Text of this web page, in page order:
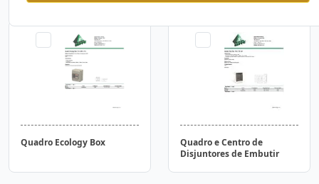
Quadro Ecology Box
Quadro e Centro de
Disjuntores de Embutir